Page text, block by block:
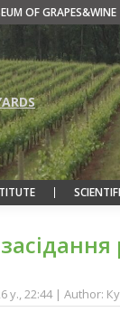
OF GRAPES&WINE
y., 22:44 | Author: